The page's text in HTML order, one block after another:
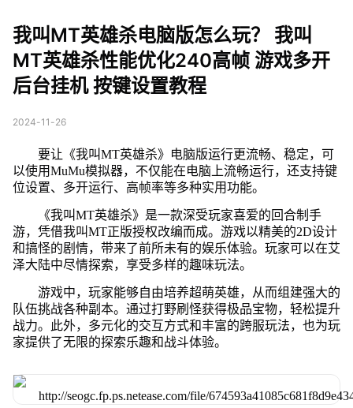
戏多开 后台挂机 按键
设置教程
我叫MT英雄杀电脑版怎么玩？ 我叫
MT英雄杀性能优化240高帧 游戏多开
后台挂机 按键设置教程
2024-11-26
要让《我叫MT英雄杀》电脑版运行更流畅、稳定，可
以使用MuMu模拟器，不仅能在电脑上流畅运行，还支持键
位设置、多开运行、高帧率等多种实用功能。
《我叫MT英雄杀》是一款深受玩家喜爱的回合制手
游，凭借我叫MT正版授权改编而成。游戏以精美的2D设计
和搞怪的剧情，带来了前所未有的娱乐体验。玩家可以在艾
泽大陆中尽情探索，享受多样的趣味玩法。
游戏中，玩家能够自由培养超萌英雄，从而组建强大的
队伍挑战各种副本。通过打野刷怪获得极品宝物，轻松提升
战力。此外，多元化的交互方式和丰富的跨服玩法，也为玩
家提供了无限的探索乐趣和战斗体验。